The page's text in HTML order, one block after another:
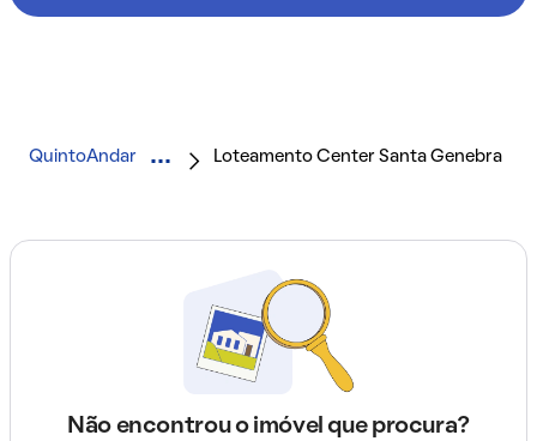
QuintoAndar Loteamento Center Santa Genebra
Não encontrou o imóvel que procura?